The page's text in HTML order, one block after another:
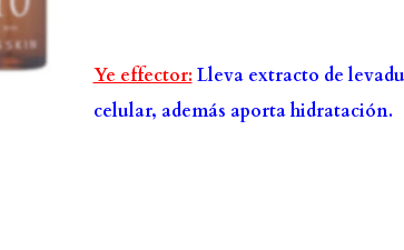
Ye effector: Lleva extracto de
celular, además aporta hidratación.